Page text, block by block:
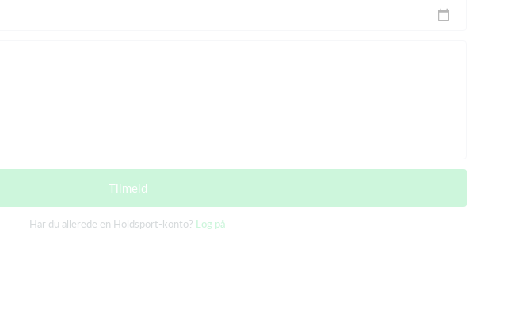
Tilmeld
Har du allerede en Holdsport-konto? Log på